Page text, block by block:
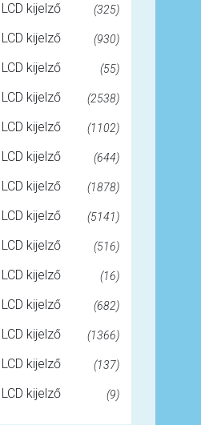
kijelző (325)
kijelző (930)
kijelző (55)
kijelző (2538)
kijelző (1102)
kijelző (644)
kijelző (1878)
kijelző (5141)
kijelző (516)
kijelző (16)
kijelző (682)
kijelző (1366)
kijelző (137)
kijelző (9)